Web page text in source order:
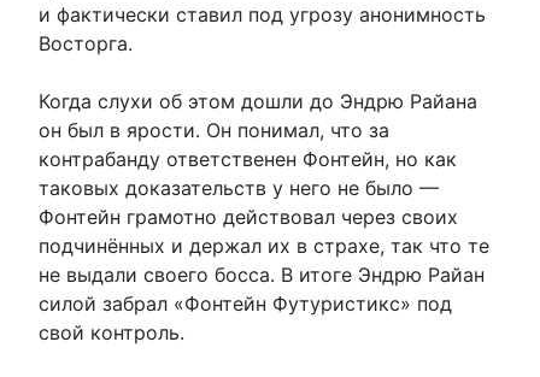
и фактически ставил под угрозу анонимность
Восторга.
Когда слухи об этом дошли до Эндрю Райана
он был в ярости. Он понимал, что за
контрабанду ответственен Фонтейн, но как
таковых доказательств у него не было —
Фонтейн грамотно действовал через своих
подчинённых и держал их в страхе, так что те
не выдали своего босса. В итоге Эндрю Райан
силой забрал «Фонтейн Футуристикс» под
свой контроль.